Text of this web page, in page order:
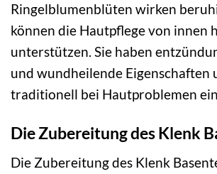
Ringelblumenblüten wirken
können die Hautpflege von innen
unterstützen. Sie haben
und wundheilende Eigenschaften
traditionell bei Hautproblemen
Die Zubereitung des Klenk
Die Zubereitung des Klenk